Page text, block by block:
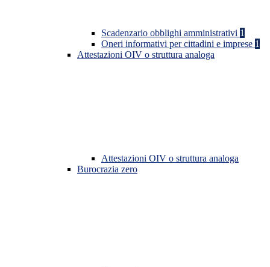
Scadenzario obblighi amministrativi 1
Oneri informativi per cittadini e imprese 1
Attestazioni OIV o struttura analoga
Attestazioni OIV o struttura analoga
Burocrazia zero